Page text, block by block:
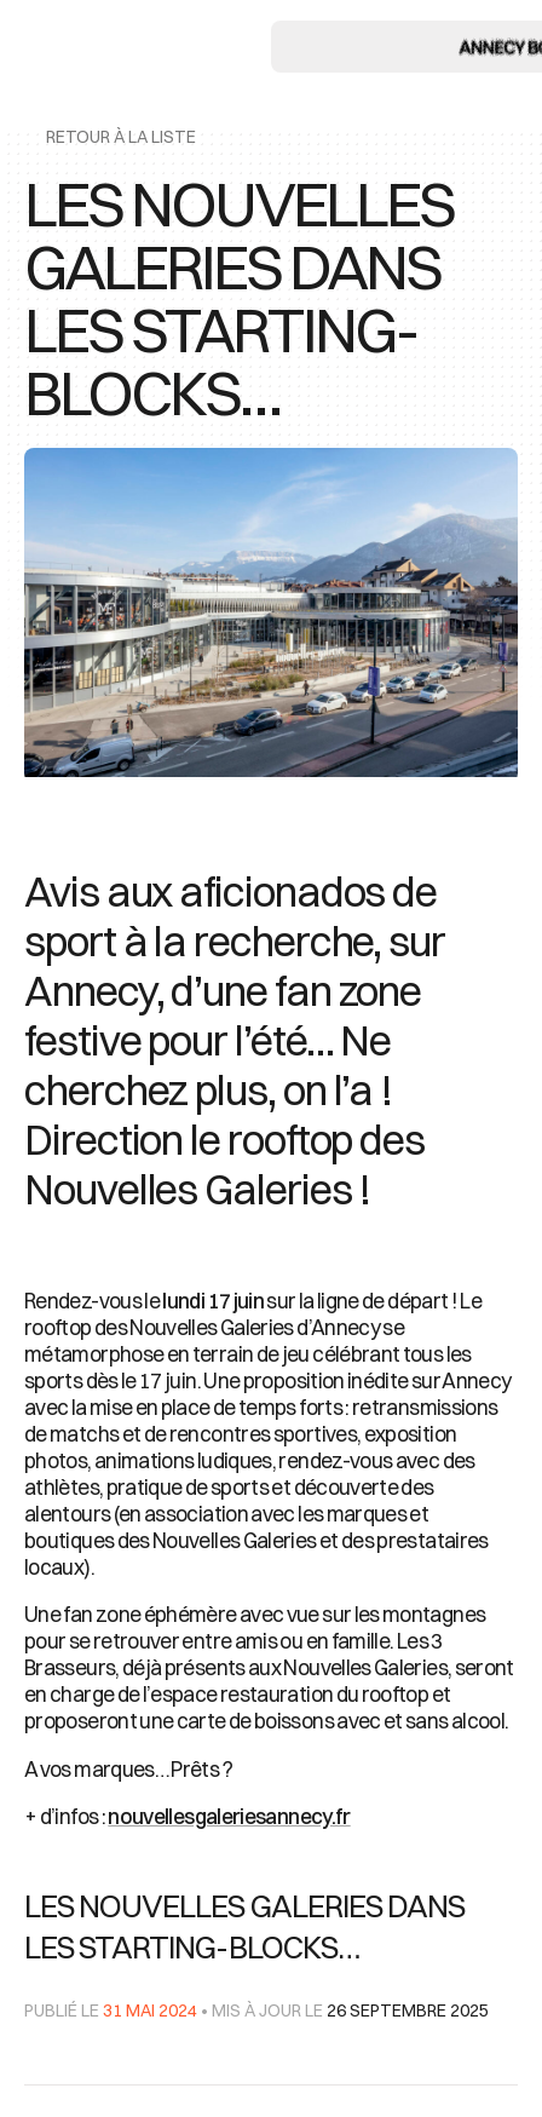
RETOUR À LA LISTE
LES NOUVELLES
GALERIES DANS
LES STARTING-
BLOCKS…
LES NOUVELLES GALERIES DANS
LES STARTING-BLOCKS…
PUBLIÉ LE 31 MAI 2024 • MIS À JOUR LE 26 SEPTEMBRE 2025
Avis aux aficionados de
sport à la recherche, sur
Annecy, d’une fan zone
festive pour l’été… Ne
cherchez plus, on l’a !
Direction le rooftop des
Nouvelles Galeries !
Rendez-vous lelundi 17 juinsur la ligne de départ ! Le
rooftop des Nouvelles Galeries d’Annecy se
métamorphose en terrain de jeu célébrant tous les
sports dès le 17 juin. Une proposition inédite sur Annecy
avec la mise en place de temps forts : retransmissions
de matchs et de rencontres sportives, exposition
photos, animations ludiques, rendez-vous avec des
athlètes, pratique de sports et découverte des
alentours (en association avec les marques et
boutiques des Nouvelles Galeries et des prestataires
locaux).
Une fan zone éphémère avec vue sur les montagnes
pour se retrouver entre amis ou en famille. Les 3
Brasseurs, déjà présents aux Nouvelles Galeries, seront
en charge de l’espace restauration du rooftop et
proposeront une carte de boissons avec et sans alcool.
A vos marques… Prêts ?
+ d’infos :nouvellesgaleriesannecy.fr